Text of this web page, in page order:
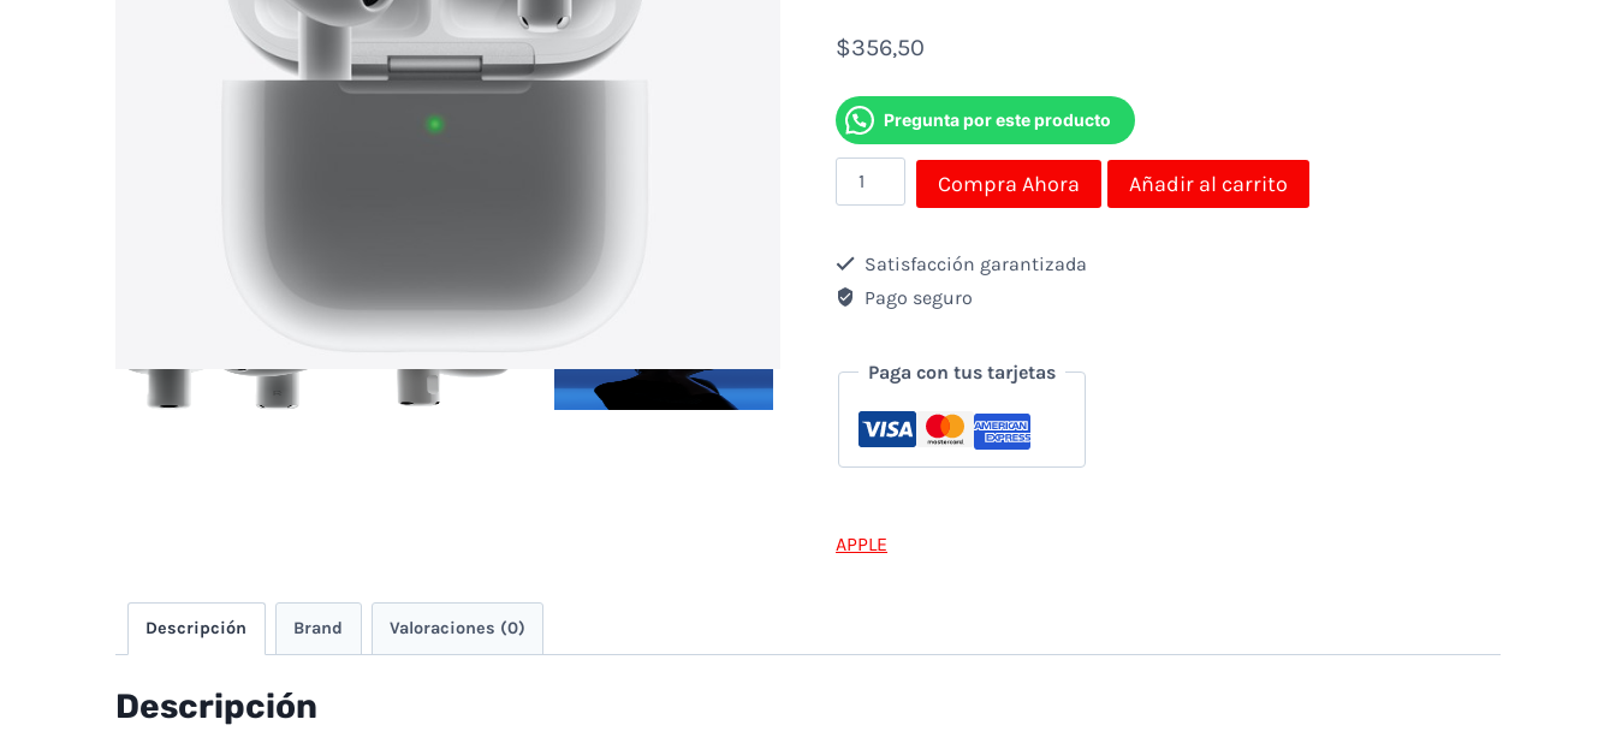
$356,50
Pregunta por este producto
AirPods
4
Audífonos
Inalámbricos
Cancelación
Ruido
Avanzada
Compra Ahora Añadir al carrito
Satisfacción garantizada
Pago seguro
Paga con tus tarjetas
APPLE
Descripción Brand Valoraciones (0)
Descripción